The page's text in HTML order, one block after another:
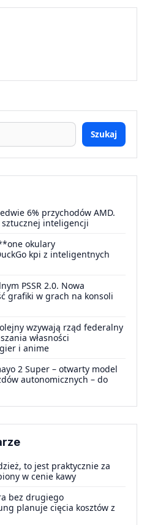
Szukaj
6% przychodów AMD.
inteligencji
okulary
kpi z inteligentnych
PSSR 2.0. Nowa
grafiki w grach na konsoli
wzywają rząd federalny
własności
i anime
2 Super – otwarty model
autonomicznych – do
to jest praktycznie za
w cenie kawy
bez drugiego
planuje cięcia kosztów z